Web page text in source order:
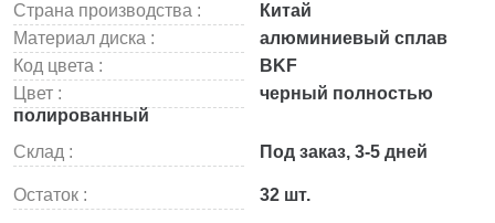
Страна производства :
Китай
Материал диска :
алюминиевый сплав
Код цвета :
BKF
Цвет :
черный полностью
полированный
Склад :
Под заказ, 3-5 дней
Остаток : 32 шт.